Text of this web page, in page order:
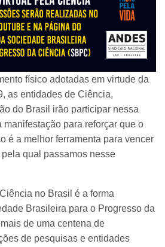
físico adotadas em virtude da
as entidades de Ciência,
do Brasil irão participar nessa
manifestação para reforçar que o
é a melhor ferramenta para vencer
qual passamos nesse
no Brasil é a forma
Brasileira para o Progresso da
de uma centena de
de pesquisas e entidades